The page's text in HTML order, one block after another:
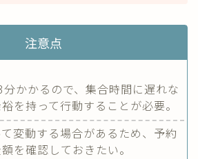
注意点
かかるので、集合時間に遅れな
を持って行動することが必要。
変動する場合があるため、予約
を確認しておきたい。